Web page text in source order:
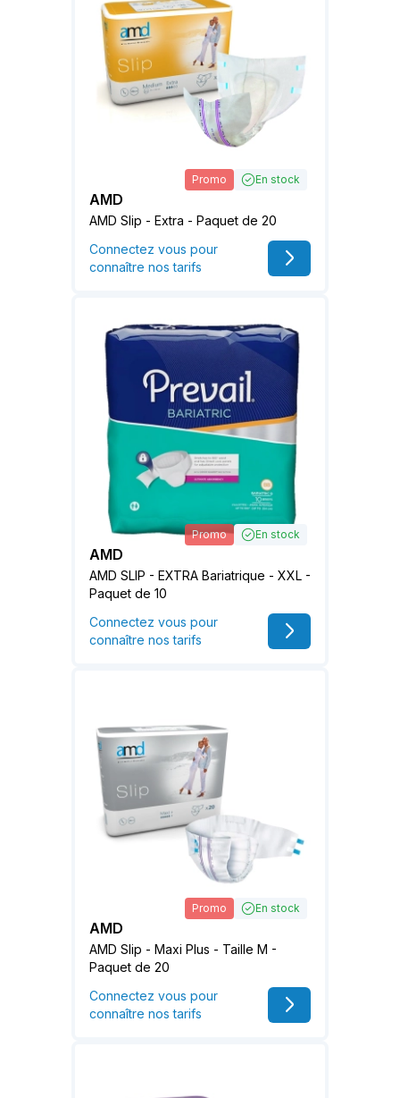
Promo En stock
AMD
AMD Slip - Extra - Paquet de 20
Connectez vous pour
connaître nos tarifs
Promo En stock
AMD
AMD SLIP - EXTRA Bariatrique - XXL -
Paquet de 10
Connectez vous pour
connaître nos tarifs
Promo En stock
AMD
AMD Slip - Maxi Plus - Taille M -
Paquet de 20
Connectez vous pour
connaître nos tarifs